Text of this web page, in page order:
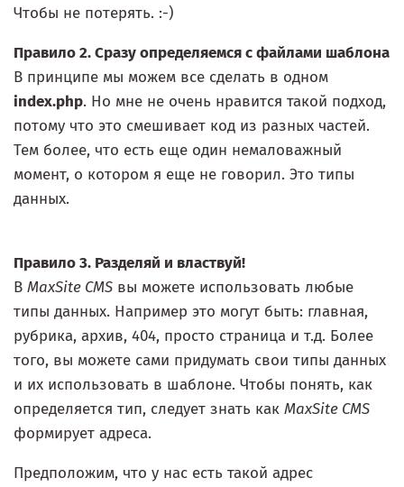
Чтобы не потерять. :-)
Правило 2. Сразу определяемся с файлами шаблона
В принципе мы можем все сделать в одном
index.php. Но мне не очень нравится такой подход,
потому что это смешивает код из разных частей.
Тем более, что есть еще один немаловажный
момент, о котором я еще не говорил. Это типы
данных.
Правило 3. Разделяй и властвуй!
В MaxSite CMS вы можете использовать любые
типы данных. Например это могут быть: главная,
рубрика, архив, 404, просто страница и т.д. Более
того, вы можете сами придумать свои типы данных
и их использовать в шаблоне. Чтобы понять, как
определяется тип, следует знать как MaxSite CMS
формирует адреса.
Предположим, что у нас есть такой адрес